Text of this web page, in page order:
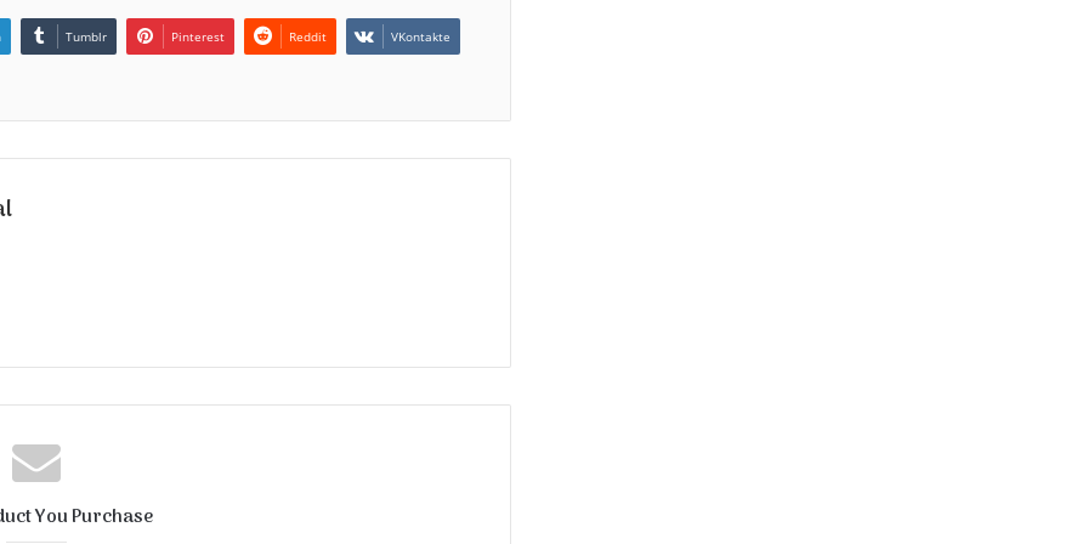
Tumblr Pinterest Reddit VKontakte
You Purchase